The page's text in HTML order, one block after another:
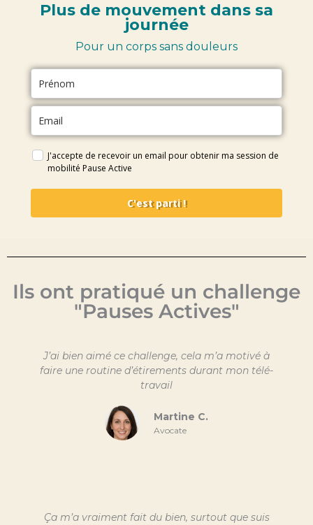
Plus de mouvement dans sa
journée
Pour un corps sans douleurs
J'accepte de recevoir un email pour obtenir ma session de
mobilité Pause Active
C'est parti !
Ils ont pratiqué un challenge
"Pauses Actives"
J’ai bien aimé ce challenge, cela m’a motivé à
faire une routine d’étirements durant mon télé-
travail
Martine C.
Avocate
Ça m’a vraiment fait du bien, surtout que suis